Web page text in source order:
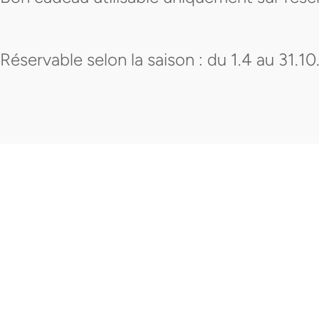
Réservable selon la saison : du 1.4 au 31.10.